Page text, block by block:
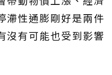
滯性通膨剛好是兩件
沒有可能也受到影響